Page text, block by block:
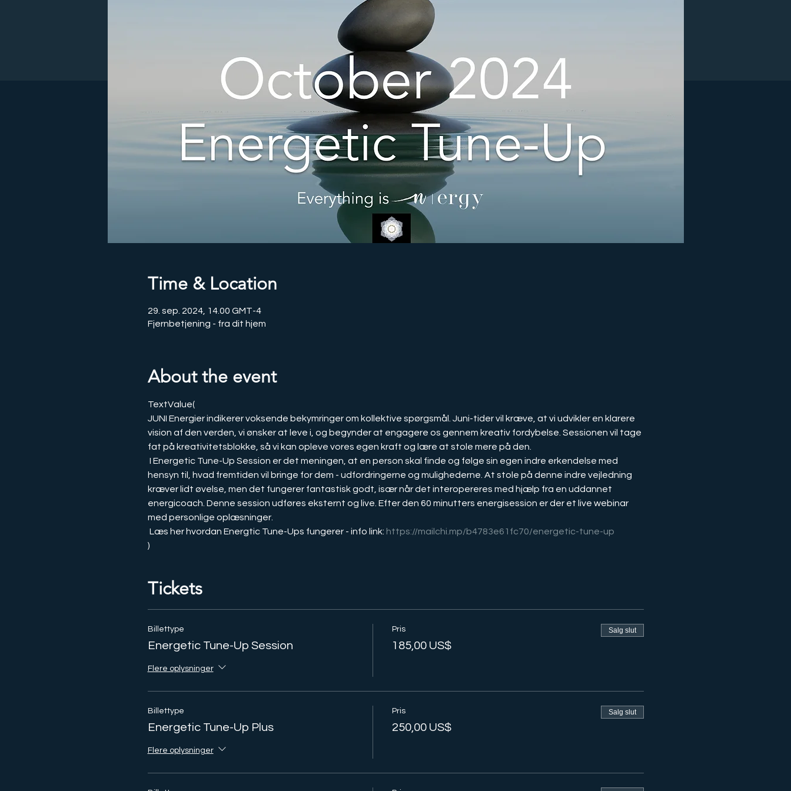
Time & Location
29. sep. 2024, 14.00 GMT-4
Fjernbetjening - fra dit hjem
About the event
TextValue(
JUNI Energier indikerer voksende bekymringer om kollektive spørgsmål. Juni-tider vil kræve, at vi udvikler en klarere
vision af den verden, vi ønsker at leve i, og begynder at engagere os gennem kreativ fordybelse. Sessionen vil tage
fat på kreativitetsblokke, så vi kan opleve vores egen kraft og lære at stole mere på den.
hensyn til, hvad fremtiden vil bringe for dem - udfordringerne og mulighederne. At stole på denne indre vejledning
kræver lidt øvelse, men det fungerer fantastisk godt, især når det interopereres med hjælp fra en uddannet
energicoach. Denne session udføres eksternt og live. Efter den 60 minutters energisession er der et live webinar
med personlige oplæsninger.
Læs her hvordan Energtic Tune-Ups fungerer - info link: https://mailchi.mp/b4783e61fc70/energetic-tune-up
)
Tickets
Billettype
Energetic Tune-Up Session
Flere oplysninger
Pris
185,00 US$
Salg slut
Billettype
Energetic Tune-Up Plus
Flere oplysninger
Pris
250,00 US$
Salg slut